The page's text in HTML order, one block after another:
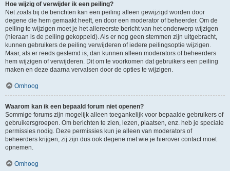
Hoe wijzig of verwijder ik een peiling?
Net zoals bij de berichten kan een peiling alleen gewijzigd worden door
degene die hem gemaakt heeft, en door een moderator of beheerder. Om de
peiling te wijzigen moet je het allereerste bericht van het onderwerp wijzigen
(hieraan is de peiling gekoppeld). Als er nog geen stemmen zijn uitgebracht,
kunnen gebruikers de peiling verwijderen of iedere peilingsoptie wijzigen.
Maar, als er reeds gestemd is, dan kunnen alleen moderators of beheerders
hem wijzigen of verwijderen. Dit om te voorkomen dat gebruikers een peiling
maken en deze daarna vervalsen door de opties te wijzigen.
Omhoog
Waarom kan ik een bepaald forum niet openen?
Sommige forums zijn mogelijk alleen toegankelijk voor bepaalde gebruikers of
gebruikersgroepen. Om berichten te zien, lezen, plaatsen, enz. heb je speciale
permissies nodig. Deze permissies kun je alleen van moderators of
beheerders krijgen, zij zijn dus ook degene met wie je hierover contact moet
opnemen.
Omhoog